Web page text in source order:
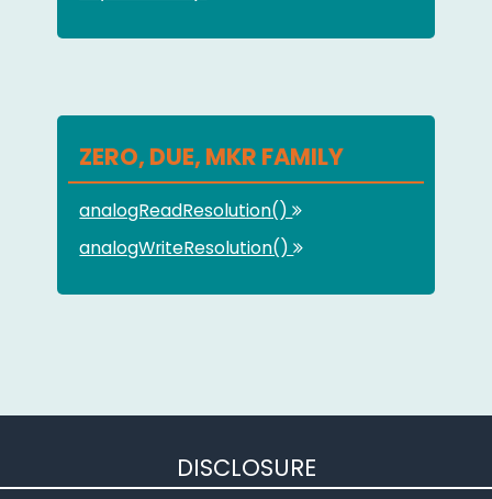
ZERO, DUE, MKR FAMILY
analogReadResolution()
analogWriteResolution()
DISCLOSURE